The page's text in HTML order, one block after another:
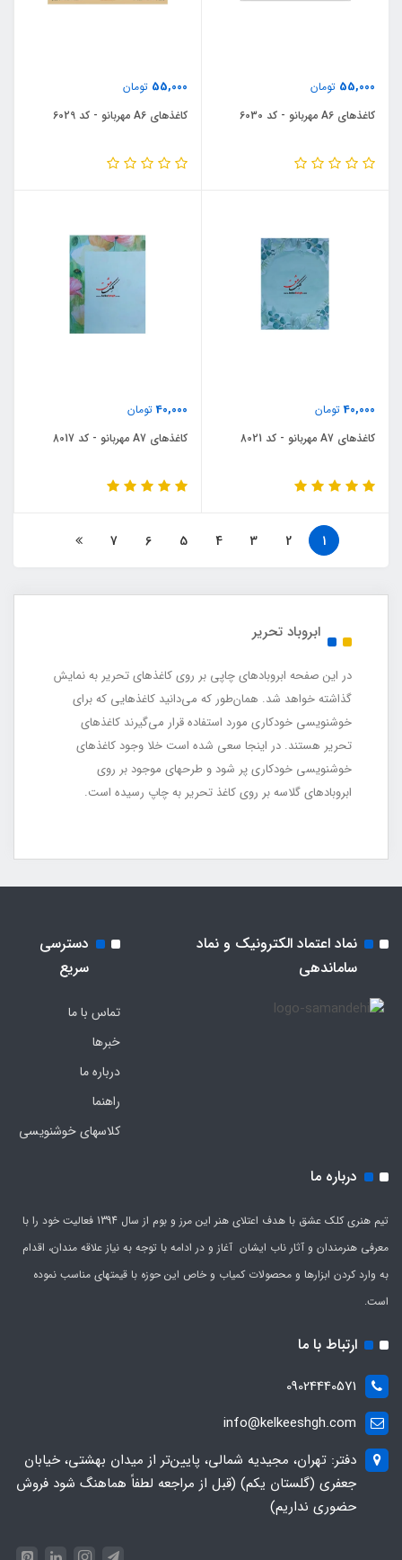
55,000 تومان
کاغذهای A6 مهربانو - کد 6030
55,000 تومان
کاغذهای A6 مهربانو - کد 6029
40,000 تومان
کاغذهای A7 مهربانو - کد 8021
40,000 تومان
کاغذهای A7 مهربانو - کد 8017
1
2
3
4
5
6
7
ابروباد تحریر
در این صفحه ابروبادهای چاپی بر روی کاغذهای تحریر به نمایش
گذاشته خواهد شد. همان‌طور که می‌دانید کاغذهایی که برای
خوشنویسی خودکاری مورد استفاده قرار می‌گیرند کاغذهای
تحریر هستند. در اینجا سعی شده است خلا وجود کاغذهای
خوشنویسی خودکاری پر شود و طرحهای موجود بر روی
ابروبادهای گلاسه بر روی کاغذ تحریر به چاپ رسیده است.
نماد اعتماد الکترونیک و نماد
ساماندهی
دسترسی
سریع
تماس با ما
خبرها
درباره ما
راهنما
کلاسهای خوشنویسی
درباره ما
تیم هنری کلک عشق با هدف اعتلای هنر این مرز و بوم از سال 1394 فعالیت خود را با
معرفی هنرمندان و آثار ناب ایشان آغاز و در ادامه با توجه به نیاز علاقه مندان، اقدام
به وارد کردن ابزارها و محصولات کمیاب و خاص این حوزه با قیمتهای مناسب نموده
است.
ارتباط با ما
09024440571
info@kelkeeshgh.com
دفتر: تهران، مجیدیه شمالی، پایین‌تر از میدان بهشتی، خیابان
جعفری (گلستان یکم) (قبل از مراجعه لطفاً هماهنگ شود فروش
حضوری نداریم)